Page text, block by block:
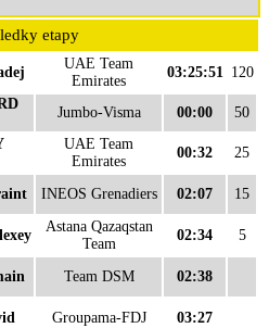
etapy
UAE Team
Emirates
03:25:51 120
Jumbo-Visma 00:00 50
UAE Team
Emirates
00:32 25
INEOS Grenadiers 02:07 15
Astana Qazaqstan
Team
02:34 5
Team DSM 02:38
Groupama-FDJ 03:27